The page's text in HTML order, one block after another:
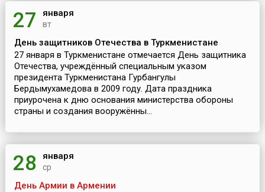
27 января
вт
День защитников Отечества в Туркменистане
27 января в Туркменистане отмечается День защитника
Отечества, учреждённый специальным указом
президента Туркменистана Гурбангулы
Бердымухамедова в 2009 году. Дата праздника
приурочена к дню основания министерства обороны
страны и создания вооружённы...
28 января
ср
День Армии в Армении